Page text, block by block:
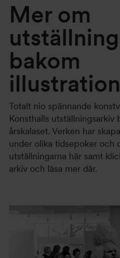
Mer om
bakom
Totalt nio spännande
Konsthalls
årskalaset. Verken har
under olika tidsepoker och
utställningarna här samt
arkiv och läsa mer där.